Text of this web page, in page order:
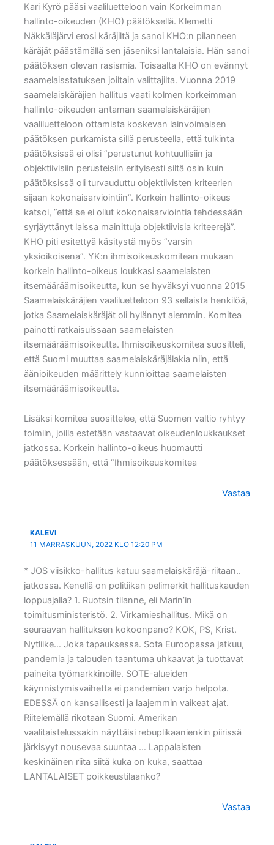
Kari Kyrö pääsi vaaliluetteloon vain Korkeimman
hallinto-oikeuden (KHO) päätöksellä. Klemetti
Näkkäläjärvi erosi käräjiltä ja sanoi KHO:n pilanneen
käräjät päästämällä sen jäseniksi lantalaisia. Hän sanoi
päätöksen olevan rasismia. Toisaalta KHO on evännyt
saamelaisstatuksen joiltain valittajilta. Vuonna 2019
saamelaiskäräjien hallitus vaati kolmen korkeimman
hallinto-oikeuden antaman saamelaiskäräjien
vaaliluetteloon ottamista koskevan lainvoimaisen
päätöksen purkamista sillä perusteella, että tulkinta
päätöksissä ei olisi ”perustunut kohtuullisiin ja
objektiivisiin perusteisiin erityisesti siltä osin kuin
päätöksissä oli turvauduttu objektiivisten kriteerien
sijaan kokonaisarviointiin”. Korkein hallinto-oikeus
katsoi, ”että se ei ollut kokonaisarviointia tehdessään
syrjäyttänyt laissa mainittuja objektiivisia kriteerejä”.
KHO piti esitettyä käsitystä myös ”varsin
yksioikoisena”. YK:n ihmisoikeuskomitean mukaan
korkein hallinto-oikeus loukkasi saamelaisten
itsemääräämisoikeutta, kun se hyväksyi vuonna 2015
Saamelaiskäräjien vaaliluetteloon 93 sellaista henkilöä,
jotka Saamelaiskäräjät oli hylännyt aiemmin. Komitea
painotti ratkaisuissaan saamelaisten
itsemääräämisoikeutta. Ihmisoikeuskomitea suositteli,
että Suomi muuttaa saamelaiskäräjälakia niin, että
äänioikeuden määrittely kunnioittaa saamelaisten
itsemääräämisoikeutta.
Lisäksi komitea suosittelee, että Suomen valtio ryhtyy
toimiin, joilla estetään vastaavat oikeudenloukkaukset
jatkossa. Korkein hallinto-oikeus huomautti
päätöksessään, että ”Ihmisoikeuskomitea
Vastaa
KALEVI
11 MARRASKUUN, 2022 KLO 12:20 PM
* JOS viisikko-hallitus katuu saamelaiskäräjä-riitaan..
jatkossa. Kenellä on politiikan pelimerkit hallituskauden
loppuajalla? 1. Ruotsin tilanne, eli Marin’in
toimitusministeristö. 2. Virkamieshallitus. Mikä on
seuraavan hallituksen kokoonpano? KOK, PS, Krist.
Nytliike… Joka tapauksessa. Sota Euroopassa jatkuu,
pandemia ja talouden taantuma uhkaavat ja tuottavat
paineita työmarkkinoille. SOTE-alueiden
käynnistymisvaihetta ei pandemian varjo helpota.
EDESSÄ on kansallisesti ja laajemmin vaikeat ajat.
Riitelemällä rikotaan Suomi. Amerikan
vaalitaistelussakin näyttäisi rebuplikaanienkin piirissä
järkisyyt nousevaa suuntaa … Lappalaisten
keskinäinen riita siitä kuka on kuka, saattaa
LANTALAISET poikkeustilaanko?
Vastaa